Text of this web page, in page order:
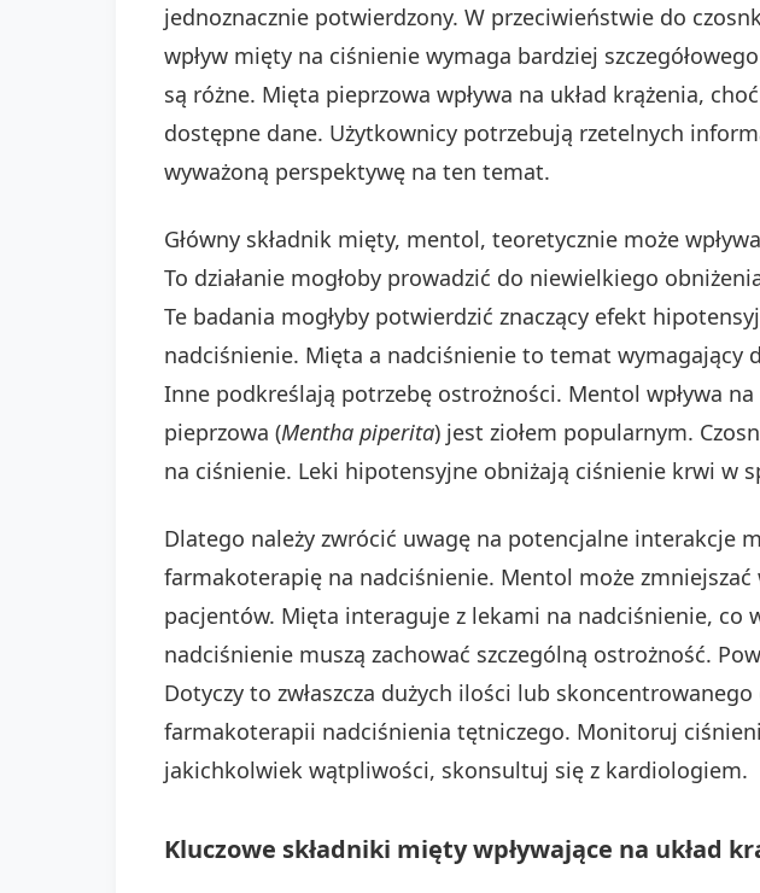
jednoznacznie potwierdzony. W przeciwieństwie do
wpływ mięty na ciśnienie wymaga bardziej
są różne. Mięta pieprzowa wpływa na układ krążenia,
dostępne dane. Użytkownicy potrzebują rzetelnych
wyważoną perspektywę na ten temat.
Główny składnik mięty, mentol, teoretycznie może
To działanie mogłoby prowadzić do niewielkiego
Te badania mogłyby potwierdzić znaczący efekt
nadciśnienie. Mięta a nadciśnienie to temat wymagający
Inne podkreślają potrzebę ostrożności. Mentol wpływa
pieprzowa (Mentha piperita) jest ziołem popularnym.
na ciśnienie. Leki hipotensyjne obniżają ciśnienie krwi w
Dlatego należy zwrócić uwagę na potencjalne interakcje
farmakoterapię na nadciśnienie. Mentol może
pacjentów. Mięta interaguje z lekami na nadciśnienie, co
nadciśnienie muszą zachować szczególną ostrożność.
Dotyczy to zwłaszcza dużych ilości lub
farmakoterapii nadciśnienia tętniczego. Monitoruj
jakichkolwiek wątpliwości, skonsultuj się z kardiologiem.
Kluczowe składniki mięty wpływające na układ